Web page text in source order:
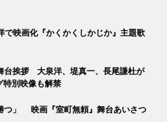
で映画化『かくかくしかじか』主題歌
台挨拶 大泉洋、堤真一、長尾謙杜が
別映像も解禁
つ」 映画『室町無頼』舞台あいさつ